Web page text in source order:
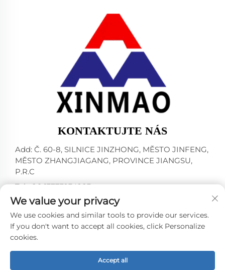
KONTAKTUJTE NÁS
Add: Č. 60-8, SILNICE JINZHONG, MĚSTO JINFENG,
MĚSTO ZHANGJIAGANG, PROVINCE JIANGSU,
P.R.C
Tel:+86-13773234283
E-mail: [email protected]
Všechna práva vyhrazena © 2024 ZHANGJIAGANG CITY
XINMAO DRINK MACHINERY CO.,LTD. -Zásady
ochrany osobních údajů
We value your privacy
We use cookies and similar tools to provide our services.
If you don't want to accept all cookies, click Personalize
cookies.
Accept all